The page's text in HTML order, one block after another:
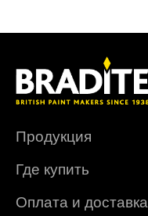
Продукция
Где купить
Оплата и доставка